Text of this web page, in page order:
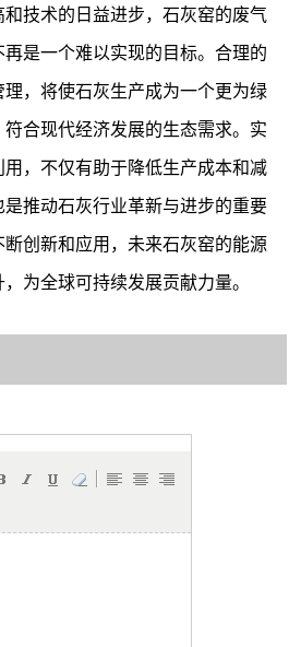
技术的日益进步，石灰窑的废气
是一个难以实现的目标。合理的
，将使石灰生产成为一个更为绿
合现代经济发展的生态需求。实
，不仅有助于降低生产成本和减
推动石灰行业革新与进步的重要
创新和应用，未来石灰窑的能源
为全球可持续发展贡献力量。